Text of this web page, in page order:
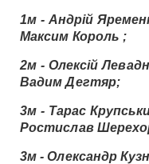
1м -
Максим Король ;
2м -
Вадим Дегтяр;
3м - Тарас
Ростислав
3м - Олександр